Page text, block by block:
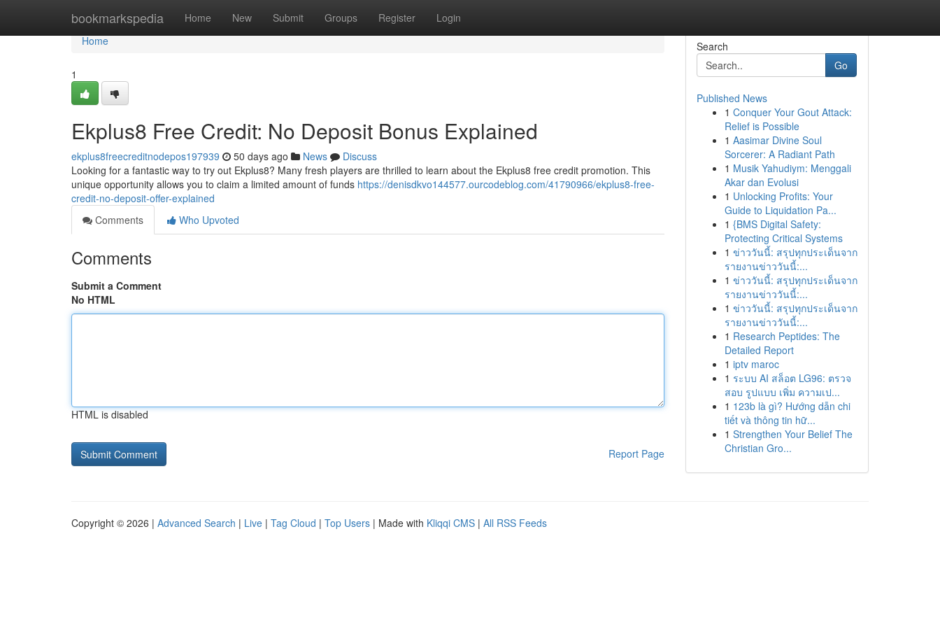
bookmarkspedia Home New Submit Groups Register Login
Home
Home
1
Ekplus8 Free Credit: No Deposit Bonus Explained
ekplus8freecreditnodepos197939 50 days ago News
Discuss
Looking for a fantastic way to try out Ekplus8? Many fresh players are thrilled to learn about the Ekplus8 free credit promotion. This
unique opportunity allows you to claim a limited amount of funds https://denisdkvo144577.ourcodeblog.com/41790966/ekplus8-free-
credit-no-deposit-offer-explained
Comments
Who Upvoted
Comments
Submit a Comment
No HTML
HTML is disabled
Report Page
Search
Go
Published News
1 Conquer Your Gout Attack:
Relief is Possible
1 Aasimar Divine Soul
Sorcerer: A Radiant Path
1 Musik Yahudiym: Menggali
Akar dan Evolusi
1 Unlocking Profits: Your
Guide to Liquidation Pa...
1 {BMS Digital Safety:
Protecting Critical Systems
1 ข่าววันนี้: สรุปทุกประเด็นจาก
รายงานข่าววันนี้:...
1 ข่าววันนี้: สรุปทุกประเด็นจาก
รายงานข่าววันนี้:...
1 ข่าววันนี้: สรุปทุกประเด็นจาก
รายงานข่าววันนี้:...
1 Research Peptides: The
Detailed Report
1 iptv maroc
1 ระบบ AI สล็อต LG96: ตรวจ
สอบ รูปแบบ เพิ่ม ความเป...
1 123b là gì? Hướng dẫn chi
tiết và thông tin hữ...
1 Strengthen Your Belief The
Christian Gro...
Copyright © 2026 | Advanced Search | Live | Tag Cloud | Top Users | Made with Kliqqi CMS | All RSS Feeds